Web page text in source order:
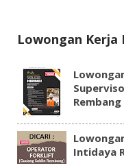
Lowongan Kerja
Rembang
Intidaya